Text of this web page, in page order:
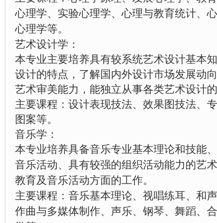
心理学、实验心理学、心理与教育统计、
心理学等。
艺术设计学：
本专业主要培养具有较系统艺术设计基本
设计的特点，了解国内外设计市场发展动
艺术审美能力，能独立从事各类艺术设计
主要课程：设计表现技法、效果图技法、
图案等。
音乐学：
本专业培养具备音乐专业基本理论和技能
音乐活动、具有较强的组织活动能力的艺
教育及音乐活动方面的工作。
主要课程：音乐基本理论、视唱练耳、和
作曲与多媒体制作、声乐、钢琴、舞蹈、